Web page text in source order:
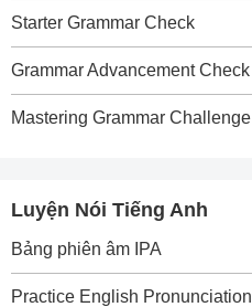
Starter Grammar Check
Grammar Advancement Check
Mastering Grammar Challenge
Luyện Nói Tiếng Anh
Bảng phiên âm IPA
Practice English Pronunciation